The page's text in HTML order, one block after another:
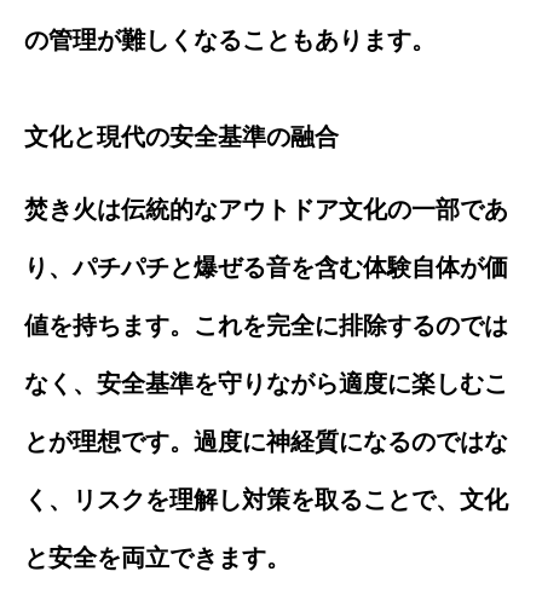
の管理が難しくなることもあります。
文化と現代の安全基準の融合
焚き火は伝統的なアウトドア文化の一部であ
り、パチパチと爆ぜる音を含む体験自体が価
値を持ちます。これを完全に排除するのでは
なく、安全基準を守りながら適度に楽しむこ
とが理想です。過度に神経質になるのではな
く、リスクを理解し対策を取ることで、文化
と安全を両立できます。